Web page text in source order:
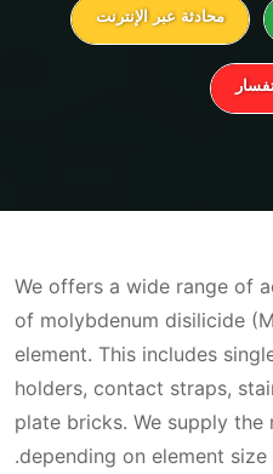
محادثة عبر الإنترنت
We offers a wide range of
of molybdenum disilicide
element. This includes
holders, contact straps,
plate bricks. We supply
depending on element size.